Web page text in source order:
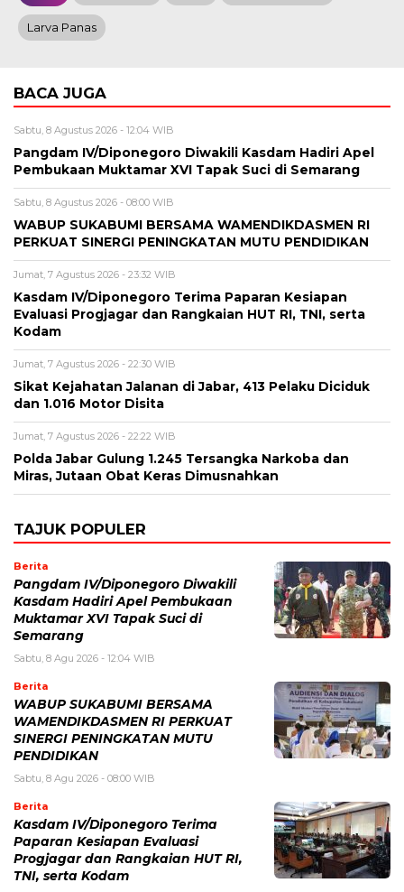
Larva Panas
BACA JUGA
Sabtu, 8 Agustus 2026 - 12:04 WIB
Pangdam IV/Diponegoro Diwakili Kasdam Hadiri Apel
Pembukaan Muktamar XVI Tapak Suci di Semarang
Sabtu, 8 Agustus 2026 - 08:00 WIB
WABUP SUKABUMI BERSAMA WAMENDIKDASMEN RI
PERKUAT SINERGI PENINGKATAN MUTU PENDIDIKAN
Jumat, 7 Agustus 2026 - 23:32 WIB
Kasdam IV/Diponegoro Terima Paparan Kesiapan
Evaluasi Progjagar dan Rangkaian HUT RI, TNI, serta
Kodam
Jumat, 7 Agustus 2026 - 22:30 WIB
Sikat Kejahatan Jalanan di Jabar, 413 Pelaku Diciduk
dan 1.016 Motor Disita
Jumat, 7 Agustus 2026 - 22:22 WIB
Polda Jabar Gulung 1.245 Tersangka Narkoba dan
Miras, Jutaan Obat Keras Dimusnahkan
TAJUK POPULER
Berita
Pangdam IV/Diponegoro Diwakili
Kasdam Hadiri Apel Pembukaan
Muktamar XVI Tapak Suci di
Semarang
Sabtu, 8 Agu 2026 - 12:04 WIB
Berita
WABUP SUKABUMI BERSAMA
WAMENDIKDASMEN RI PERKUAT
SINERGI PENINGKATAN MUTU
PENDIDIKAN
Sabtu, 8 Agu 2026 - 08:00 WIB
Berita
Kasdam IV/Diponegoro Terima
Paparan Kesiapan Evaluasi
Progjagar dan Rangkaian HUT RI,
TNI, serta Kodam